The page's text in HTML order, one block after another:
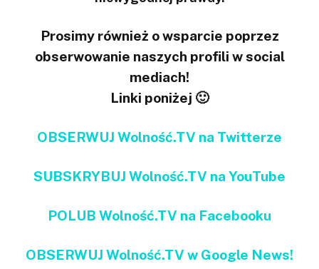
Prosimy również o wsparcie poprzez
obserwowanie naszych profili w social
mediach!
Linki poniżej 🙂
OBSERWUJ Wolność.TV na Twitterze
SUBSKRYBUJ Wolność.TV na YouTube
POLUB Wolność.TV na Facebooku
OBSERWUJ Wolność.TV w Google News!